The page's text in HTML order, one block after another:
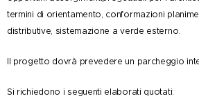
termini di orientamento, conformazioni
distributive, sistemazione a verde esterno.
Il progetto dovrà prevedere un parcheggio
Si richiedono i seguenti elaborati quotati: